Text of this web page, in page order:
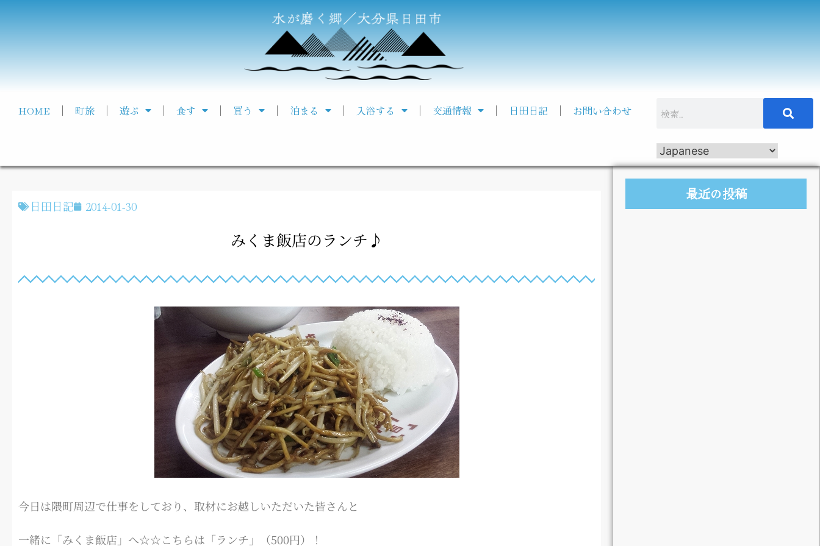
HOME 町旅 遊ぶ 食す 買う 泊まる 入浴する 交通情報 日田日記 お問い合わせ
日田日記 2014-01-30
みくま飯店のランチ♪
今日は隈町周辺で仕事をしており、取材にお越しいただいた皆さんと
一緒に「みくま飯店」へ☆☆こちらは「ランチ」（500円）！
最近の投稿